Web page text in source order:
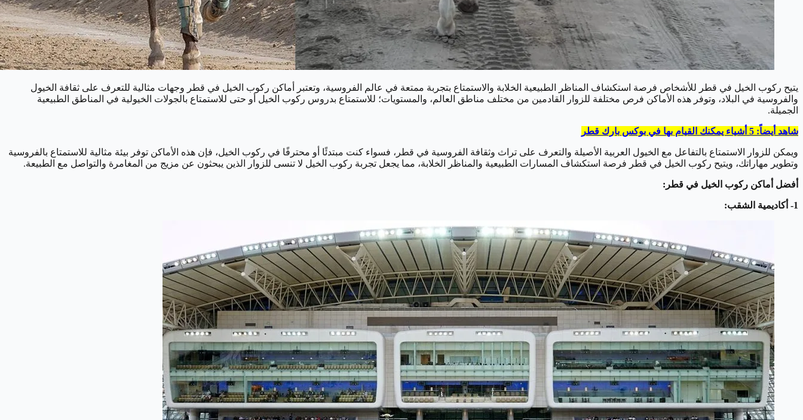
يتيح ركوب الخيل في قطر للأشخاص فرصة استكشاف المناظر الطبيعية الخلابة والاستمتاع بتجربة ممتعة في عالم الفروسية، وتعتبر أماكن ركوب الخيل في قطر وجهات مثالية للتعرف على ثقافة الخيول
والفروسية في البلاد، وتوفر هذه الأماكن فرص مختلفة للزوار القادمين من مختلف مناطق العالم، والمستويات؛ للاستمتاع بدروس ركوب الخيل أو حتى للاستمتاع بالجولات الخيولية في المناطق الطبيعية
الجميلة.
شاهد أيضاً: 5 أشياء يمكنك القيام بها في بوكس بارك قطر
ويمكن للزوار الاستمتاع بالتفاعل مع الخيول العربية الأصيلة والتعرف على تراث وثقافة الفروسية في قطر، فسواء كنت مبتدئًا أو محترفًا في ركوب الخيل، فإن هذه الأماكن توفر بيئة مثالية للاستمتاع بالفروسية
وتطوير مهاراتك، ويتيح ركوب الخيل في قطر فرصة استكشاف المسارات الطبيعية والمناظر الخلابة، مما يجعل تجربة ركوب الخيل لا تنسى للزوار الذين يبحثون عن مزيج من المغامرة والتواصل مع الطبيعة.
أفضل أماكن ركوب الخيل في قطر:
1- أكاديمية الشقب: